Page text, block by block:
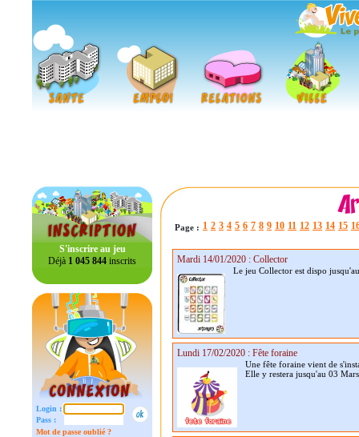
S'inscrire au jeu
Déjà 1 045 844 inscrits
Login :
Pass :
Mot de passe oublié ?
Page : 1 2 3 4 5 6 7 8 9 10 11 12 13 14 15
Mardi 14/01/2020 : Collector
Le jeu Collector est dispo
Lundi 17/02/2020 : Fête foraine
Une fête foraine vient de
Elle y restera jusqu'au 03